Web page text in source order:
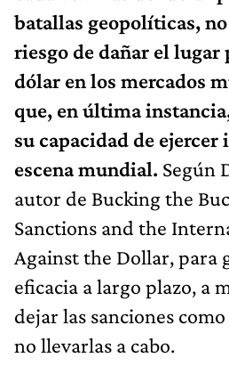
batallas geopolíticas,
riesgo de dañar el lugar
dólar en los mercados
que, en última
su capacidad de
escena mundial. Según
autor de Bucking the
Sanctions and the
Against the Dollar, para
eficacia a largo plazo, a
dejar las sanciones
no llevarlas a cabo.